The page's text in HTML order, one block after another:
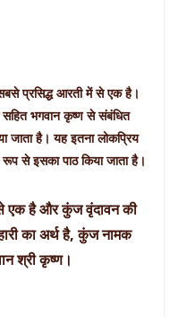
प्रसिद्ध आरती में से एक है।
सहित भगवान कृष्ण से संबंधित
जाता है। यह इतना लोकप्रिय
रूप से इसका पाठ किया जाता है।
से एक है और कुंज वृंदावन की
का अर्थ है, कुंज नामक
श्री कृष्ण।